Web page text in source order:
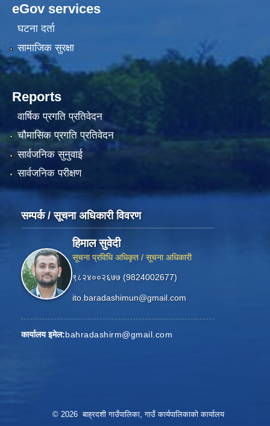
eGov services
घटना दर्ता
सामाजिक सुरक्षा
Reports
वार्षिक प्रगति प्रतिवेदन
चौमासिक प्रगति प्रतिवेदन
सार्वजनिक सुनुवाई
सार्वजनिक परीक्षण
सम्पर्क / सूचना अधिकारी विवरण
हिमाल सुवेदी
सूचना प्रविधि अधिकृत / सूचना अधिकारी
९८२४००२६७७ (9824002677)
ito.baradashimun@gmail.com
कार्यालय इमेल:bahradashirm@gmail.com
© 2026 बाह्रदशी गाउँपालिका, गाउँ कार्यपालिकाको कार्यालय